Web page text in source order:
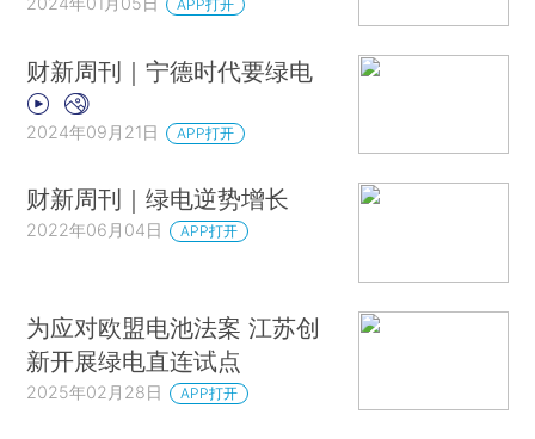
APP打开
财新周刊｜宁德时代要绿电
2024年09月21日 APP打开
财新周刊｜绿电逆势增长
2022年06月04日 APP打开
为应对欧盟电池法案 江苏创
新开展绿电直连试点
2025年02月28日 APP打开